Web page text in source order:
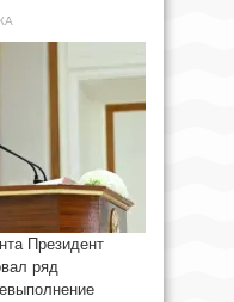
Президент
ряд